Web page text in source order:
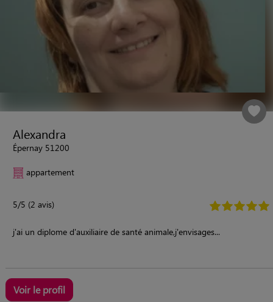
Alexandra
Épernay 51200
appartement
5/5 (2 avis)
j'ai un diplome d'auxiliaire de santé animale,j'envisages...
Voir le profil